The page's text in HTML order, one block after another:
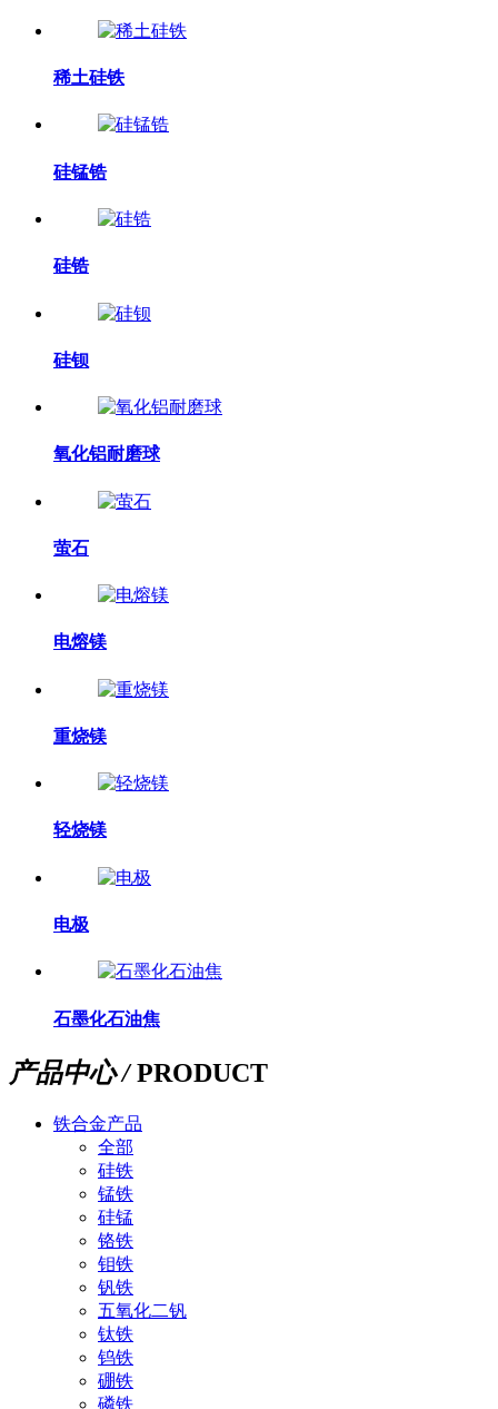
稀土硅铁
硅锰锆
硅锆
硅钡
氧化铝耐磨球
萤石
电熔镁
重烧镁
轻烧镁
电极
石墨化石油焦
产品中心 /PRODUCT
铁合金产品
全部
硅铁
锰铁
硅锰
铬铁
钼铁
钒铁
五氧化二钒
钛铁
钨铁
硼铁
磷铁